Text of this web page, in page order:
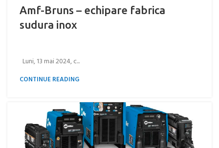
Amf-Bruns – echipare fabrica
sudura inox
Luni, 13 mai 2024, c...
CONTINUE READING